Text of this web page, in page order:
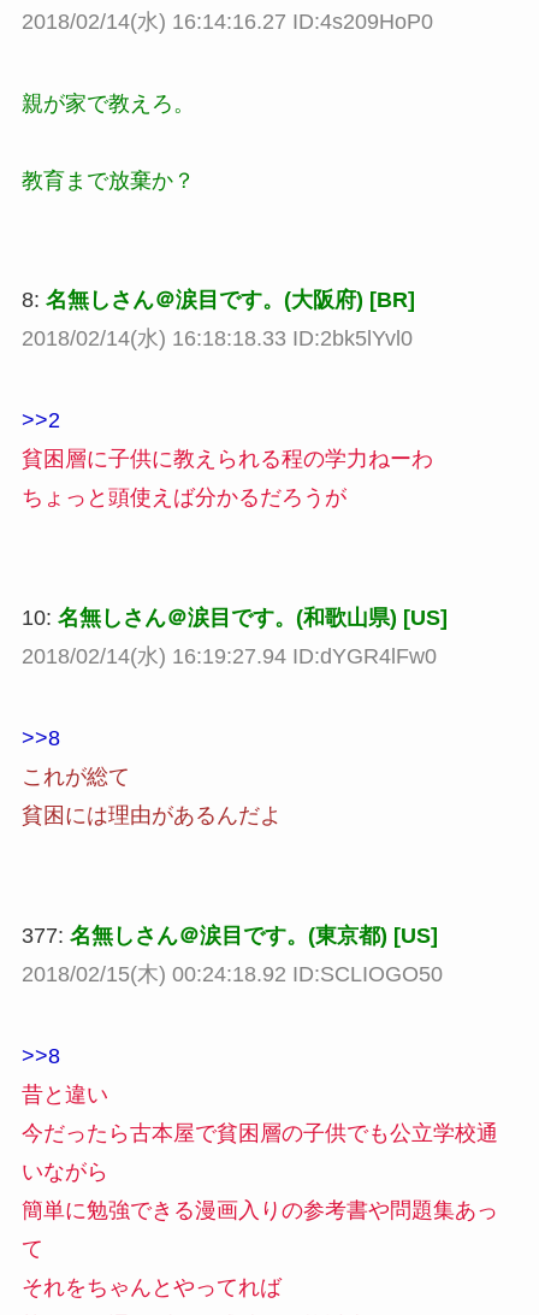
2018/02/14(水) 16:14:16.27 ID:4s209HoP0
親が家で教えろ。
教育まで放棄か？
8: 名無しさん＠涙目です。(大阪府) [BR]
2018/02/14(水) 16:18:18.33 ID:2bk5lYvl0
>>2
貧困層に子供に教えられる程の学力ねーわ
ちょっと頭使えば分かるだろうが
10: 名無しさん＠涙目です。(和歌山県) [US]
2018/02/14(水) 16:19:27.94 ID:dYGR4lFw0
>>8
これが総て
貧困には理由があるんだよ
377: 名無しさん＠涙目です。(東京都) [US]
2018/02/15(木) 00:24:18.92 ID:SCLIOGO50
>>8
昔と違い
今だったら古本屋で貧困層の子供でも公立学校通
いながら
簡単に勉強できる漫画入りの参考書や問題集あっ
て
それをちゃんとやってれば